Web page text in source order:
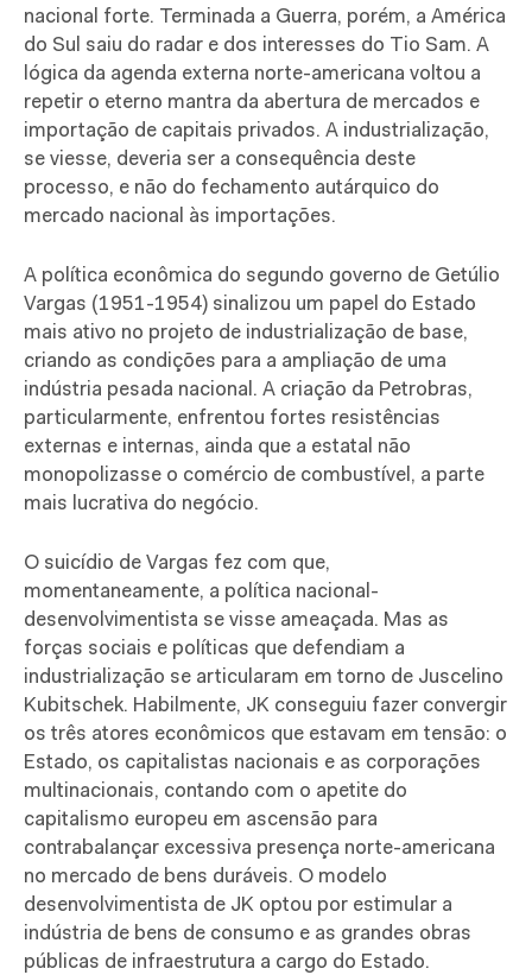
nacional forte. Terminada a Guerra, porém, a América
do Sul saiu do radar e dos interesses do Tio Sam. A
lógica da agenda externa norte-americana voltou a
repetir o eterno mantra da abertura de mercados e
importação de capitais privados. A industrialização,
se viesse, deveria ser a consequência deste
processo, e não do fechamento autárquico do
mercado nacional às importações.
A política econômica do segundo governo de Getúlio
Vargas (1951-1954) sinalizou um papel do Estado
mais ativo no projeto de industrialização de base,
criando as condições para a ampliação de uma
indústria pesada nacional. A criação da Petrobras,
particularmente, enfrentou fortes resistências
externas e internas, ainda que a estatal não
monopolizasse o comércio de combustível, a parte
mais lucrativa do negócio.
O suicídio de Vargas fez com que,
momentaneamente, a política nacional-
desenvolvimentista se visse ameaçada. Mas as
forças sociais e políticas que defendiam a
industrialização se articularam em torno de Juscelino
Kubitschek. Habilmente, JK conseguiu fazer convergir
os três atores econômicos que estavam em tensão: o
Estado, os capitalistas nacionais e as corporações
multinacionais, contando com o apetite do
capitalismo europeu em ascensão para
contrabalançar excessiva presença norte-americana
no mercado de bens duráveis. O modelo
desenvolvimentista de JK optou por estimular a
indústria de bens de consumo e as grandes obras
públicas de infraestrutura a cargo do Estado.